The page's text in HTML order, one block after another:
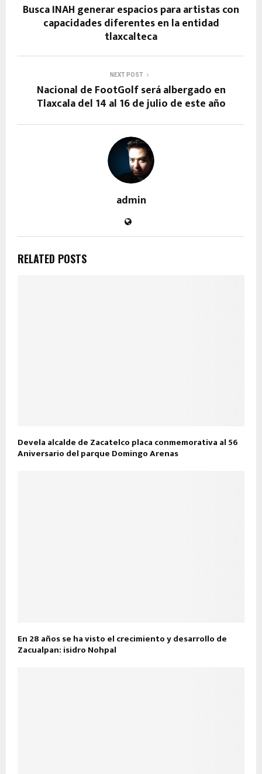
Busca INAH generar espacios para artistas con
capacidades diferentes en la entidad
tlaxcalteca
NEXT POST
Nacional de FootGolf será albergado en
Tlaxcala del 14 al 16 de julio de este año
admin
RELATED POSTS
Devela alcalde de Zacatelco placa conmemorativa al 56
Aniversario del parque Domingo Arenas
En 28 años se ha visto el crecimiento y desarrollo de
Zacualpan: isidro Nohpal